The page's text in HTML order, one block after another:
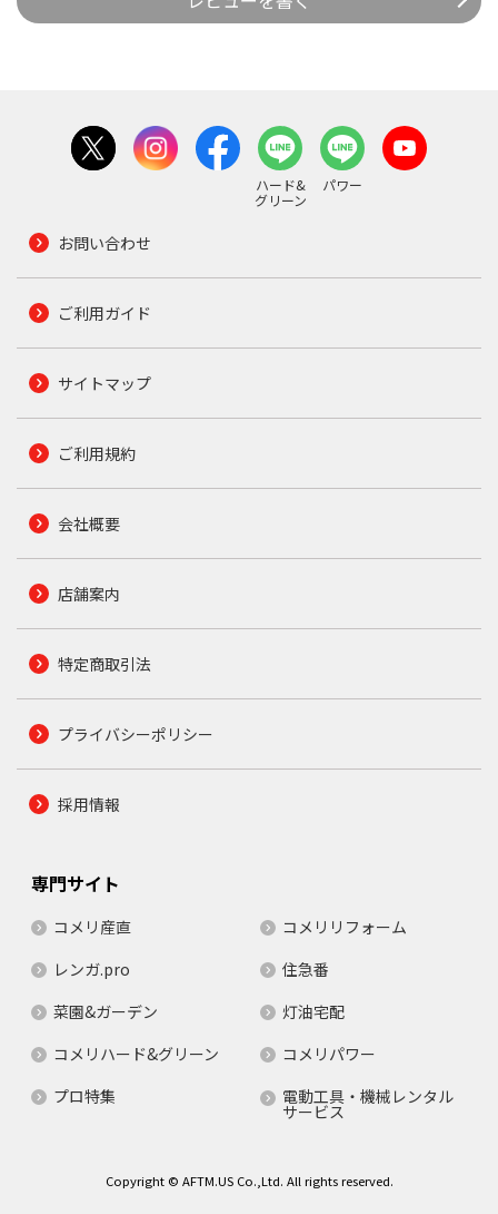
ハード&
グリーン
パワー
お問い合わせ
ご利用ガイド
サイトマップ
ご利用規約
会社概要
店舗案内
特定商取引法
プライバシーポリシー
採用情報
専門サイト
コメリ産直
コメリリフォーム
レンガ.pro
住急番
菜園&ガーデン
灯油宅配
コメリハード&グリーン
コメリパワー
プロ特集
電動工具・機械レンタル
サービス
Copyright © AFTM.US Co.,Ltd. All rights reserved.